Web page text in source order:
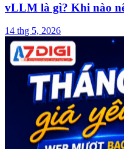
vLLM là gì? Khi nào
14 thg 5, 2026